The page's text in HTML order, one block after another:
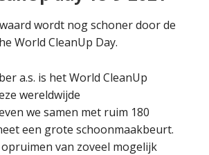
wordt nog schoner door de
World CleanUp Day.
a.s. is het World CleanUp
wereldwijde
we samen met ruim 180
een grote schoonmaakbeurt.
van zoveel mogelijk